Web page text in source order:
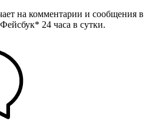
на комментарии и сообщения в
24 часа в сутки.